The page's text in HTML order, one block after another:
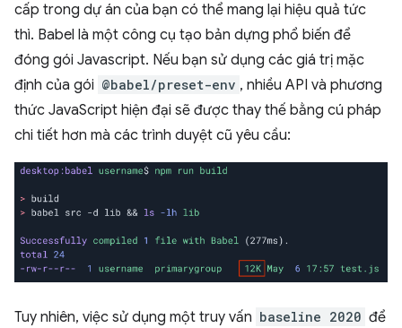
cấp trong dự án của bạn có thể mang lại hiệu quả tức
thì. Babel là một công cụ tạo bản dựng phổ biến để
đóng gói Javascript. Nếu bạn sử dụng các giá trị mặc
định của gói @babel/preset-env , nhiều API và phương
thức JavaScript hiện đại sẽ được thay thế bằng cú pháp
chi tiết hơn mà các trình duyệt cũ yêu cầu:
Tuy nhiên, việc sử dụng một truy vấn baseline 2020 để